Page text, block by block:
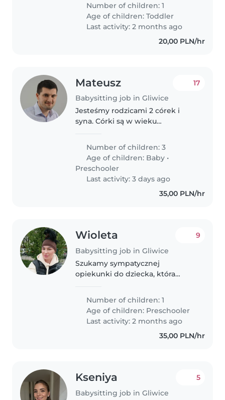
Number of children: 1
Age of children:Toddler
Last activity: 2 months ago
20,00 PLN/hr
Mateusz
Babysitting job in Gliwice
17
Jesteśmy rodzicami 2 córek i
syna. Córki są w wieku
noworodkiem. Oboje pracujemy
zawodowo, często wiąże się to z
wyjazdami oraz nienormowanym
czasem pracy dlatego..
Number of children: 3
Age of children: Baby •
Preschooler
Last activity: 3 days ago
35,00 PLN/hr
Wioleta
Babysitting job in Gliwice
9
Szukamy sympatycznej
opiekunki do dziecka, która
synkowi z odrabianiem zadań
domowych. Nasz maluch to
przyjazny, gadanliwy i zabawny
chłopczyk, który uwielbia..
Number of children: 1
Age of children: Preschooler
Last activity: 2 months ago
35,00 PLN/hr
Kseniya
Babysitting job in Gliwice
5